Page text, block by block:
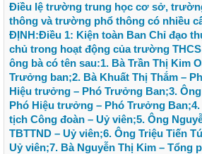
Điều lệ trường trung học cơ sở,
thông và trường phổ thông có nhiều
ĐỊNH:Điều 1: Kiện toàn Ban Chỉ đạo
chủ trong hoạt động của trường
ông bà có tên sau:1. Bà Trần Thị Kim
Trưởng ban;2. Bà Khuất Thị Thắm –
Hiệu trưởng – Phó Trưởng Ban;3.
Phó Hiệu trưởng – Phó Trưởng Ban;4.
tịch Công đoàn – Uỷ viên;5. Ông
TBTTND – Uỷ viên;6. Ông Triệu Tiến
Uỷ viên;7. Bà Nguyễn Thị Kim – Tổng